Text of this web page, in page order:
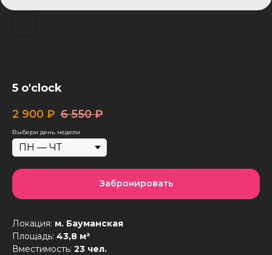
5 o'clock
2 900 ₽ 6 550 ₽
Выбери день недели
Забронировать
Локация: м. Бауманская
Площадь: 43,8 м²
Вместимость: 23 чел.